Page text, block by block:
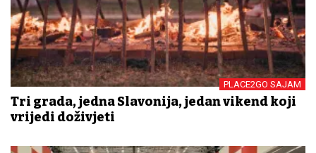
PLACE2GO SAJAM
Tri grada, jedna Slavonija, jedan vikend koji
vrijedi doživjeti